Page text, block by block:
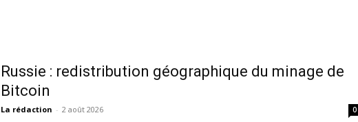
Russie : redistribution géographique du minage de
Bitcoin
La rédaction - 2 août 2026 0